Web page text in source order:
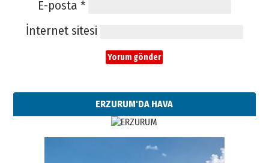
E-posta *
İnternet sitesi
ERZURUM'DA HAVA